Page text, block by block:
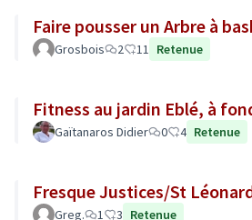
Faire pousser un Arbre à
Grosbois 2 11 Retenue
Fitness au jardin Eblé, à
Gaïtanaros Didier 0 4 Retenue
Fresque Justices/St
Greg. 1 3 Retenue